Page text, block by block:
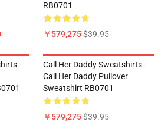
RB0701
￥579,275$39.95
-
Call Her Daddy Sweatshirts -
Call Her Daddy Pullover
Sweatshirt RB0701
￥579,275$39.95